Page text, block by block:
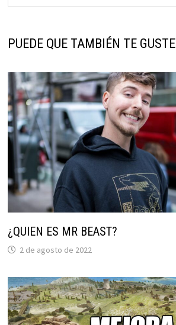
PUEDE QUE TAMBIÉN TE GUSTE
¿QUIEN ES MR BEAST?
2 de agosto de 2022